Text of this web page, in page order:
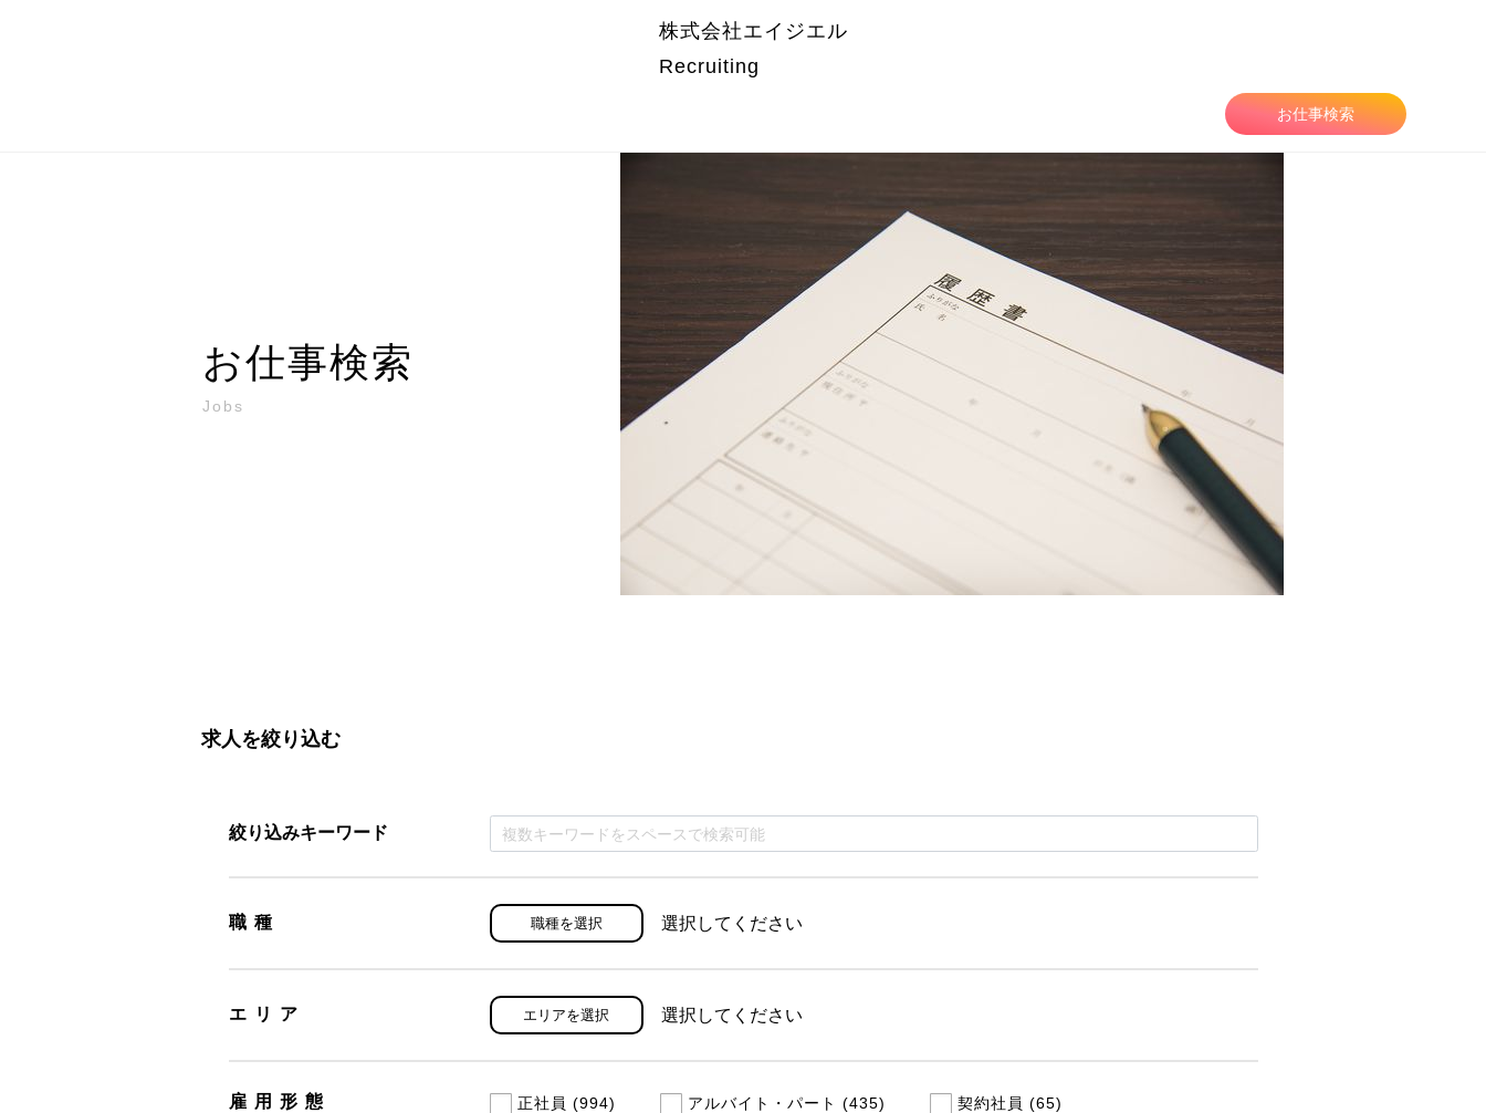
株式会社エイジエル
Recruiting
お仕事検索
お仕事検索
Jobs
求人を絞り込む
絞り込みキーワード
職種 職種を選択 選択してください
エリア エリアを選択 選択してください
雇用形態 正社員 (994) アルバイト・パート (435) 契約社員 (65)